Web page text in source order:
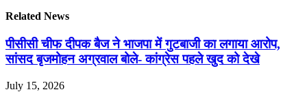
Related News
पीसीसी चीफ दीपक बैज ने भाजपा में गुटबाजी का लगाया आरोप,
सांसद बृजमोहन अग्रवाल बोले- कांग्रेस पहले खुद को देखे
July 15, 2026